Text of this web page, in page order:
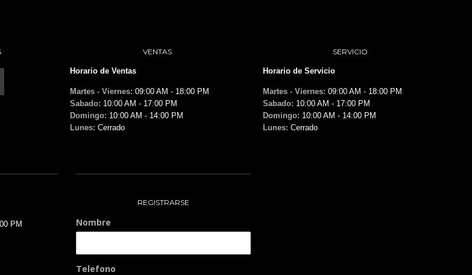
VENTAS
Horario de Ventas
Martes - Viernes: 09:00 AM - 18:00 PM
Sabado: 10:00 AM - 17:00 PM
Domingo: 10:00 AM - 14:00 PM
Lunes: Cerrado
SERVICIO
Horario de Servicio
Martes - Viernes: 09:00 AM - 18:00 PM
Sabado: 10:00 AM - 17:00 PM
Domingo: 10:00 AM - 14:00 PM
Lunes: Cerrado
PM
REGISTRARSE
Nombre
Telefono